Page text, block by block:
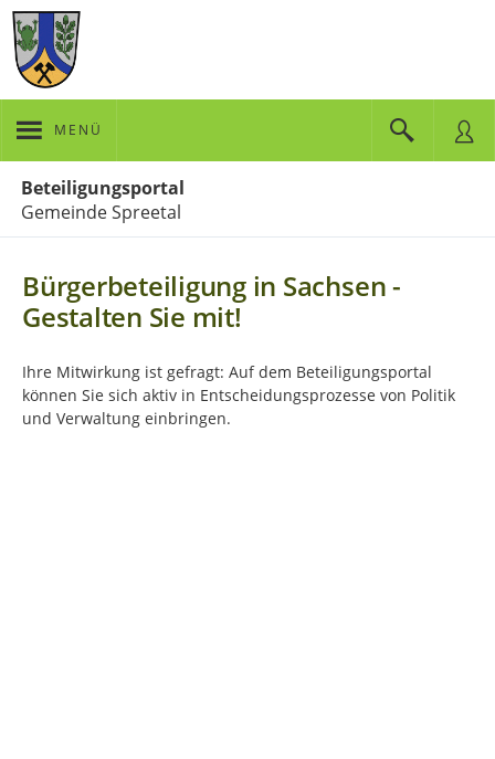
MENÜ
Beteiligungsportal
Gemeinde Spreetal
Bürgerbeteiligung in Sachsen -
Gestalten Sie mit!
Ihre Mitwirkung ist gefragt: Auf dem Beteiligungsportal
können Sie sich aktiv in Entscheidungsprozesse von Politik
und Verwaltung einbringen.